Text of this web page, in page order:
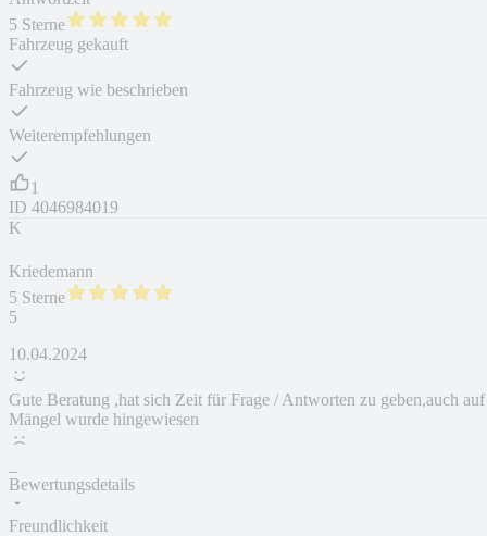
5 Sterne
Fahrzeug gekauft
Fahrzeug wie beschrieben
Weiterempfehlungen
1
ID 4046984019
K
Kriedemann
5 Sterne
5
10.04.2024
Gute Beratung ,hat sich Zeit für Frage / Antworten zu geben,auch auf
Mängel wurde hingewiesen
Bewertungsdetails
Freundlichkeit